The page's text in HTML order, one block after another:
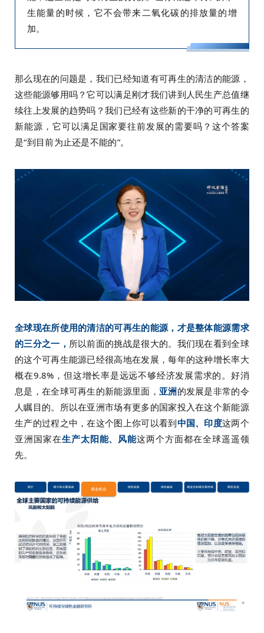
生能量的时候，它不会带来二氧化碳的排放量的增
加。
那么现在的问题是，我们已经知道有可再生的清洁的能源，
这些能源够用吗？它可以满足刚才我们讲到人民生产总值继
续往上发展的趋势吗？我们已经有这些新的干净的可再生的
新能源，它可以满足国家要往前发展的需要吗？这个答案
是“到目前为止还是不能的”。
全球现在所使用的清洁的可再生的能源，才是整体能源需求
的三分之一， 所以前面的挑战是很大的。我们现在看到全球
的这个可再生能源已经很高地在发展，每年的这种增长率大
概在9.8%，但这增长率是远远不够经济发展需求的。好消
息是，在全球可再生的新能源里面， 亚洲的发展是非常的令
人瞩目的。所以在亚洲市场有更多的国家投入在这个新能源
生产的过程之中，在这个图上你可以看到中国、印度这两个
亚洲国家在生产太阳能、风能这两个方面都在全球遥遥领
先。